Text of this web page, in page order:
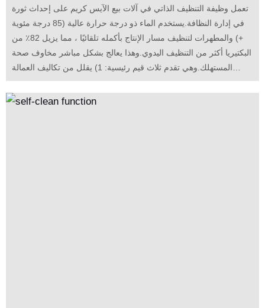
تعمل وظيفة التنظيف الذاتي في آلات بيع الآيس كريم على إحداث ثورة
في إدارة النظافة.يستخدم الماء ذو درجة حرارة عالية (85 درجة مئوية
+) والمطهرات لتنظيف مسار الإنتاج بأكمله تلقائيًا ، مما يزيل 82٪ من
البكتيريا أكثر من التنظيف اليدوي.وهذا يعالج بشكل مباشر مخاوف صحة
المستهلك.وهي تقدم ثلاث قيم رئيسية: 1) يقلل من تكاليف العمالة
(بنسبة 37٪) والوقت ؛ 2) يضمن سلامة الأغذية (مقتل 99٪ من مسببات
الأمراض) ويعزز ثقة المستهلك (41٪ نية الشراء أعلى) ؛ 3) يطيل عمر